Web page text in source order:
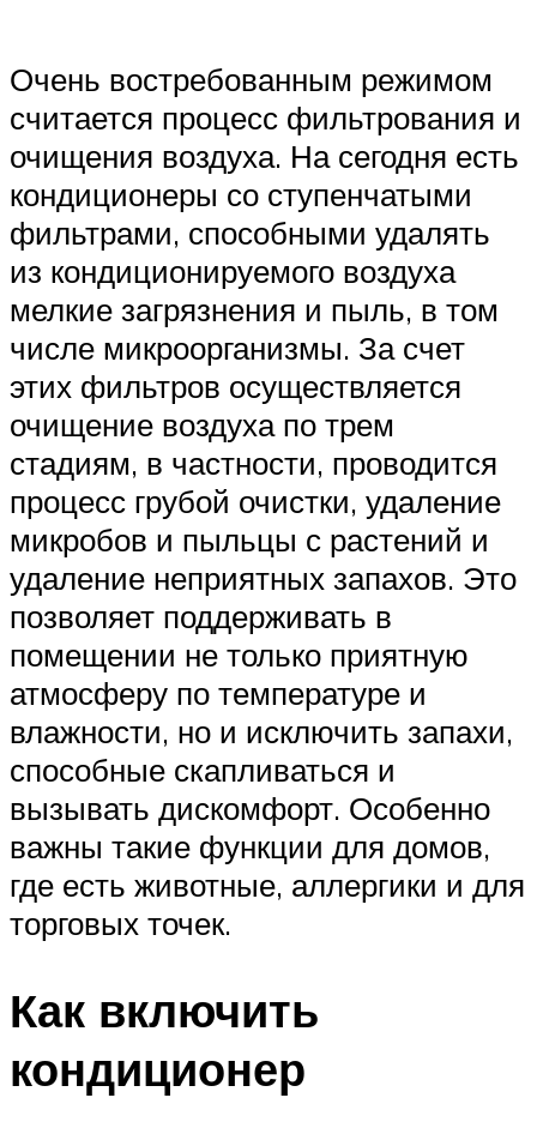
Очень востребованным режимом
считается процесс фильтрования и
очищения воздуха. На сегодня есть
кондиционеры со ступенчатыми
фильтрами, способными удалять
из кондиционируемого воздуха
мелкие загрязнения и пыль, в том
числе микроорганизмы. За счет
этих фильтров осуществляется
очищение воздуха по трем
стадиям, в частности, проводится
процесс грубой очистки, удаление
микробов и пыльцы с растений и
удаление неприятных запахов. Это
позволяет поддерживать в
помещении не только приятную
атмосферу по температуре и
влажности, но и исключить запахи,
способные скапливаться и
вызывать дискомфорт. Особенно
важны такие функции для домов,
где есть животные, аллергики и для
торговых точек.
Как включить
кондиционер